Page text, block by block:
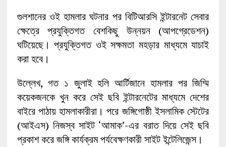
গুলশানের ওই হামলার ঘটনার পর বিটিআরসি ইন্টারনেট সেবার
ক্ষেত্রে প্রযুক্তিগত বেশকিছু উন্নয়ন (আপগ্রেডেশন)
ঘটিয়েছে। প্রযুক্তিগত ওই সক্ষমতা মহড়ার মাধ্যমে যাচাই
করা হবে।
উল্লেখ, গত ১ জুলাই হলি আর্টিজানে হামলার পর জিম্মি
কয়েকজনকে খুন করে সেই ছবি ইন্টারনেটের মাধ্যমে দেশের
বাইরে পাঠায় হামলাকারীরা। পরে জঙ্গিগোষ্ঠী ইসলামিক স্টেটের
(আইএস) নিজস্ব সাইট ‘আমাক’-এর বরাত দিয়ে সেই ছবি
প্রকাশ করে জঙ্গি কার্যক্রম পর্যবেক্ষণকারী সাইট ইন্টেলিজেন্স।